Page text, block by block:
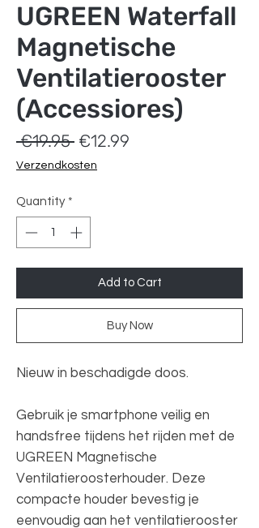
UGREEN Waterfall
Magnetische
Ventilatierooster
(Accessiores)
€19.95 Regular
Price
€12.99
Verzendkosten
Quantity *
Add to Cart
Buy Now
Nieuw in beschadigde doos.
Gebruik je smartphone veilig en
handsfree tijdens het rijden met de
UGREEN Magnetische
Ventilatieroosterhouder. Deze
compacte houder bevestig je
eenvoudig aan het ventilatierooster